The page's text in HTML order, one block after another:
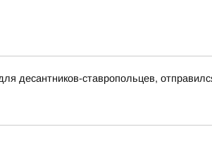
десантников-ставропольцев,